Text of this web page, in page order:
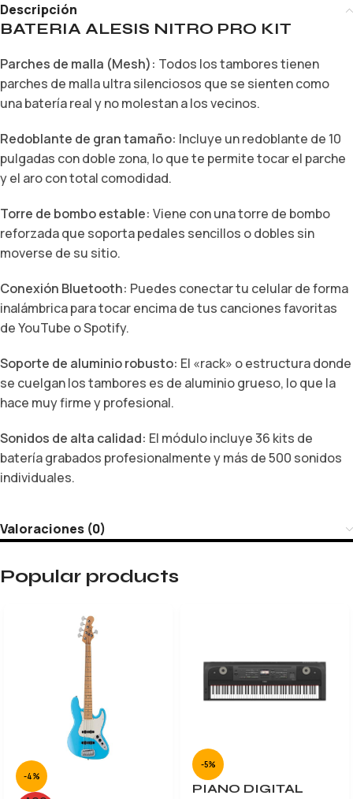
Descripción
BATERIA ALESIS NITRO PRO KIT
Parches de malla (Mesh): Todos los tambores tienen
parches de malla ultra silenciosos que se sienten como
una batería real y no molestan a los vecinos.
Redoblante de gran tamaño: Incluye un redoblante de 10
pulgadas con doble zona, lo que te permite tocar el parche
y el aro con total comodidad.
Torre de bombo estable: Viene con una torre de bombo
reforzada que soporta pedales sencillos o dobles sin
moverse de su sitio.
Conexión Bluetooth: Puedes conectar tu celular de forma
inalámbrica para tocar encima de tus canciones favoritas
de YouTube o Spotify.
Soporte de aluminio robusto: El «rack» o estructura donde
se cuelgan los tambores es de aluminio grueso, lo que la
hace muy firme y profesional.
Sonidos de alta calidad: El módulo incluye 36 kits de
batería grabados profesionalmente y más de 500 sonidos
individuales.
Valoraciones (0)
Popular products
-4%
-5%
PIANO DIGITAL